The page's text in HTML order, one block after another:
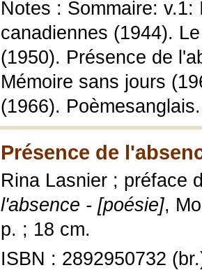
Notes : Sommaire:
canadiennes (1944).
(1950). Présence de
Mémoire sans jours
(1966).
Présence de
Rina Lasnier ; préface
l'absence - [poésie],
p. ; 18 cm.
ISBN : 2892950732